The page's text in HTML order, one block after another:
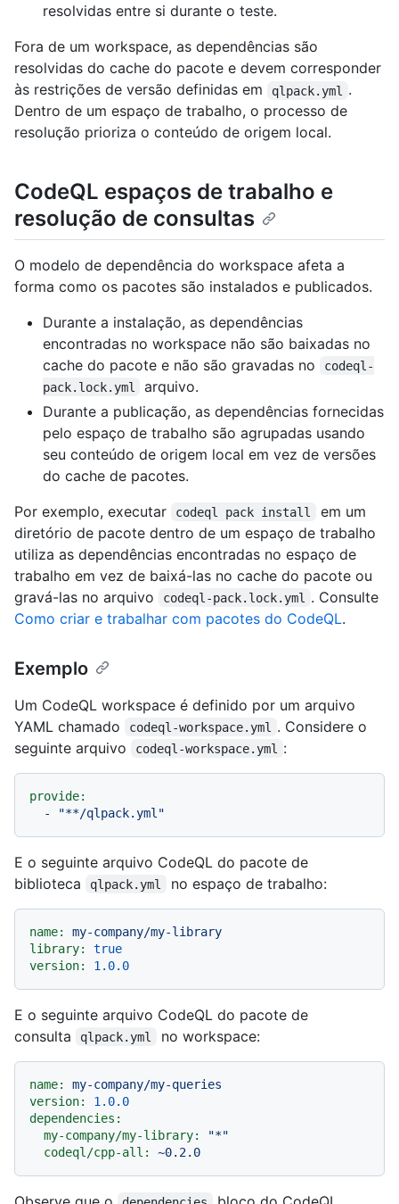
resolvidas entre si durante o teste.
Fora de um workspace, as dependências são
resolvidas do cache do pacote e devem corresponder
às restrições de versão definidas em
qlpack.yml
.
Dentro de um espaço de trabalho, o processo de
resolução prioriza o conteúdo de origem local.
CodeQL espaços de trabalho e
resolução de consultas
O modelo de dependência do workspace afeta a
forma como os pacotes são instalados e publicados.
Durante a instalação, as dependências
encontradas no workspace não são baixadas no
cache do pacote e não são gravadas no
codeql-
pack.lock.yml
arquivo.
Durante a publicação, as dependências fornecidas
pelo espaço de trabalho são agrupadas usando
seu conteúdo de origem local em vez de versões
do cache de pacotes.
Por exemplo, executar
codeql pack install
em um
diretório de pacote dentro de um espaço de trabalho
utiliza as dependências encontradas no espaço de
trabalho em vez de baixá-las no cache do pacote ou
gravá-las no arquivo
codeql-pack.lock.yml
. Consulte
Como criar e trabalhar com pacotes do CodeQL.
Exemplo
Um CodeQL workspace é definido por um arquivo
YAML chamado
codeql-workspace.yml
. Considere o
seguinte arquivo
codeql-workspace.yml :
provide:
-
"**/qlpack.yml"
E o seguinte arquivo CodeQL do pacote de
biblioteca
qlpack.yml no espaço de trabalho:
name:
my-company/my-library
library:
true
version:
1.0.0
E o seguinte arquivo CodeQL do pacote de
consulta
qlpack.yml no workspace:
name:
my-company/my-queries
version:
1.0.0
dependencies:
my-company/my-library:
"*"
codeql/cpp-all:
~0.2.0